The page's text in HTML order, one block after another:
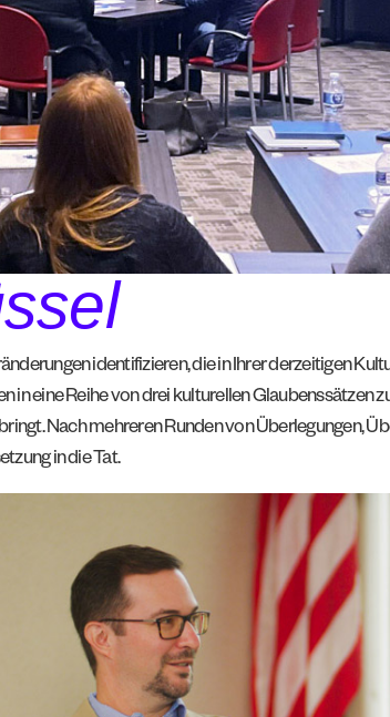
identifizieren, die in Ihrer derzeitigen
eine Reihe von drei kulturellen Glaubenssätzen
Nach mehreren Runden von Überlegungen,
in die Tat.